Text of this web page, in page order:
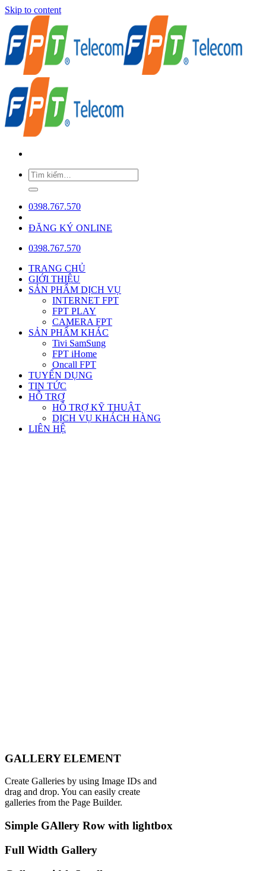
Skip to content
0398.767.570
ĐĂNG KÝ ONLINE
0398.767.570
TRANG CHỦ
GIỚI THIỆU
SẢN PHẨM DỊCH VỤ
INTERNET FPT
FPT PLAY
CAMERA FPT
SẢN PHẨM KHÁC
Tivi SamSung
FPT iHome
Oncall FPT
TUYỂN DỤNG
TIN TỨC
HỖ TRỢ
HỖ TRỢ KỸ THUẬT
DỊCH VỤ KHÁCH HÀNG
LIÊN HỆ
GALLERY ELEMENT
Create Galleries by using Image IDs and
drag and drop. You can easily create
galleries from the Page Builder.
Simple GAllery Row with lightbox
Full Width Gallery